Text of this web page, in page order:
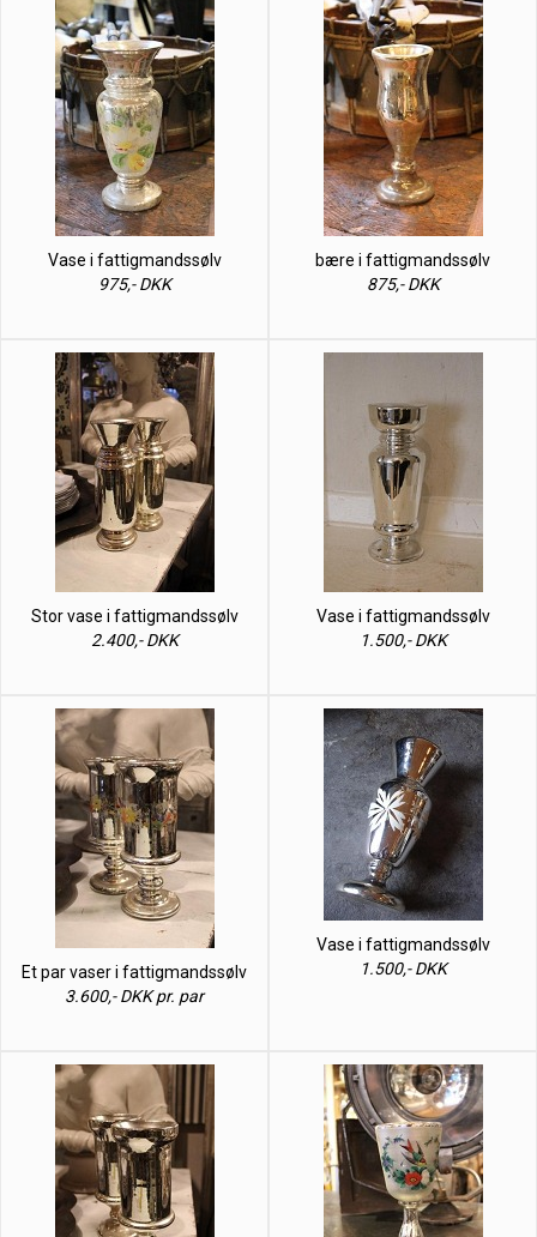
Vase i fattigmandssølv
975,- DKK
bære i fattigmandssølv
875,- DKK
Stor vase i fattigmandssølv
2.400,- DKK
Vase i fattigmandssølv
1.500,- DKK
Et par vaser i fattigmandssølv
3.600,- DKK pr. par
Vase i fattigmandssølv
1.500,- DKK